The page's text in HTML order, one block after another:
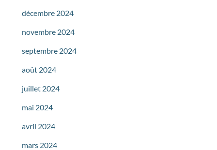
décembre 2024
novembre 2024
septembre 2024
août 2024
juillet 2024
mai 2024
avril 2024
mars 2024